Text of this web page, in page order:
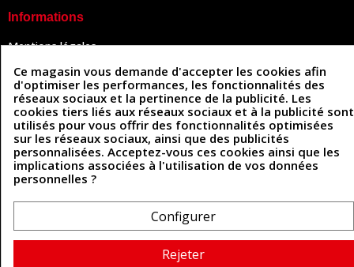
Informations
Mentions légales
Politique de confidentialité
Politique des cookies
Contactez-nous
Coordonnées
493 Chemin de Catougnac
contact@cuirenstock.com
Ce magasin vous demande d'accepter les cookies afin
d'optimiser les performances, les fonctionnalités des
réseaux sociaux et la pertinence de la publicité. Les
cookies tiers liés aux réseaux sociaux et à la publicité sont
utilisés pour vous offrir des fonctionnalités optimisées
sur les réseaux sociaux, ainsi que des publicités
personnalisées. Acceptez-vous ces cookies ainsi que les
implications associées à l'utilisation de vos données
personnelles ?
Configurer
Rejeter